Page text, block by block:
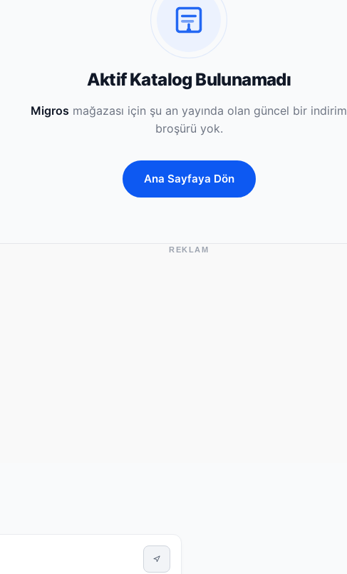
Aktif Katalog Bulunamadı
Migros mağazası için şu an yayında olan güncel bir indirim
broşürü yok.
Ana Sayfaya Dön
REKLAM